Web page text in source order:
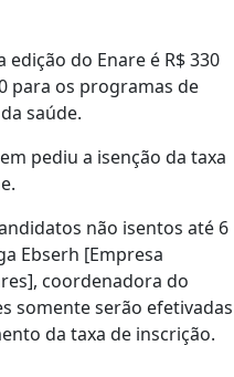
do Enare é R$ 330
para os programas de
saúde.
pediu a isenção da taxa
não isentos até 6
Ebserh [Empresa
coordenadora do
somente serão efetivadas
da taxa de inscrição.